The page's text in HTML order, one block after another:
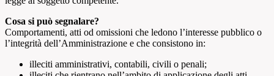
Cosa si può segnalare?
Comportamenti, atti od omissioni che ledono l’interesse pubblico o
l’integrità dell’Amministrazione e che consistono in:
illeciti amministrativi, contabili, civili o penali;